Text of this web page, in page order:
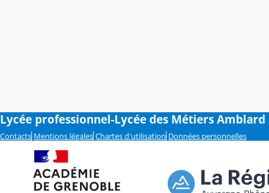
Lycée professionnel-Lycée des Métiers Amblard
Contacts Mentions légales Chartes d'utilisation Données personnelles